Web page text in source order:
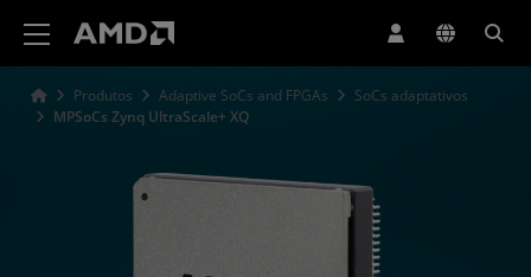
Produtos Adaptive SoCs and FPGAs
SoCs adaptativos
MPSoCs Zynq UltraScale+ XQ